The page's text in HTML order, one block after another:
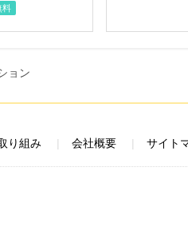
料
り組み 会社概要 サイト